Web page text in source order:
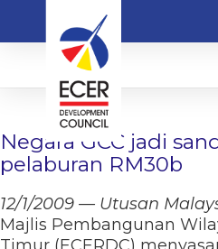
Negara GCC jadi
pelaburan RM30b
12/1/2009 — Utusan
Majlis Pembangunan